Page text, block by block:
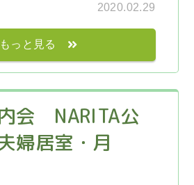
2020.02.29
もっと見る
会 NARITA公
婦居室・月